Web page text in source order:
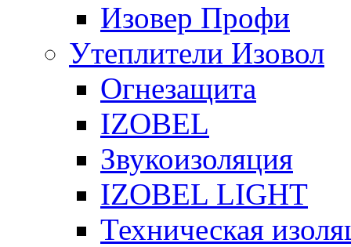
Изовер Профи
Утеплители Изовол
Огнезащита
IZOBEL
Звукоизоляция
IZOBEL LIGHT
Техническая